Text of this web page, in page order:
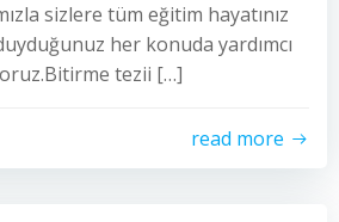
sizlere tüm eğitim hayatınız
her konuda yardımcı
tezii […]
read more